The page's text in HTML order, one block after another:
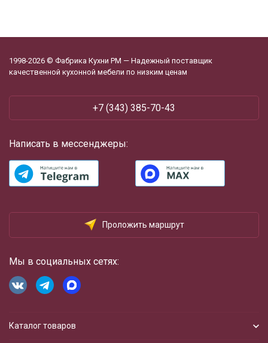
1998-2026 © Фабрика Кухни РМ — Надежный поставщик
качественной кухонной мебели по низким ценам
+7 (343) 385-70-43
Написать в мессенджеры:
Проложить маршрут
Мы в социальных сетях:
Каталог товаров